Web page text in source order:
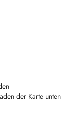
der Karte unten